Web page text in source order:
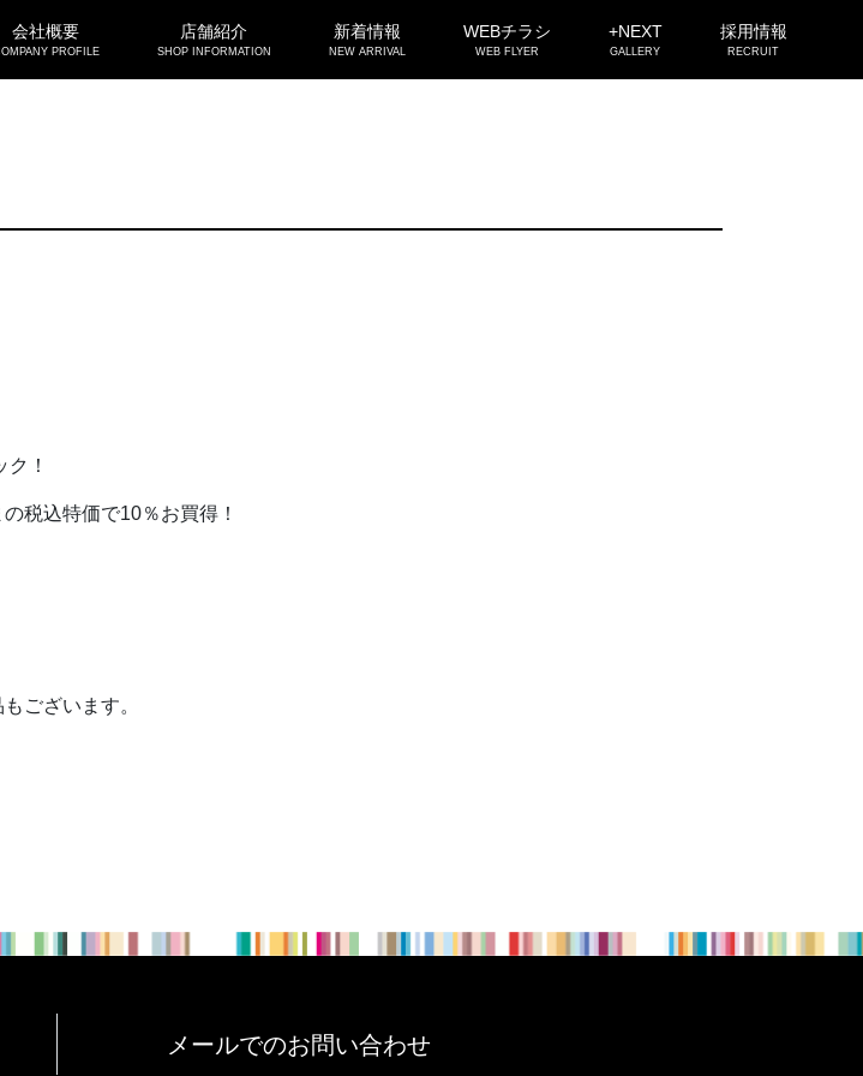
会社概要
PROFILE
店舗紹介
SHOP INFORMATION
新着情報
NEW ARRIVAL
WEBチラシ
WEB FLYER
+NEXT
GALLERY
採用情報
RECRUIT
！
税込特価で10％お買得！
ございます。
メールでのお問い合わせ